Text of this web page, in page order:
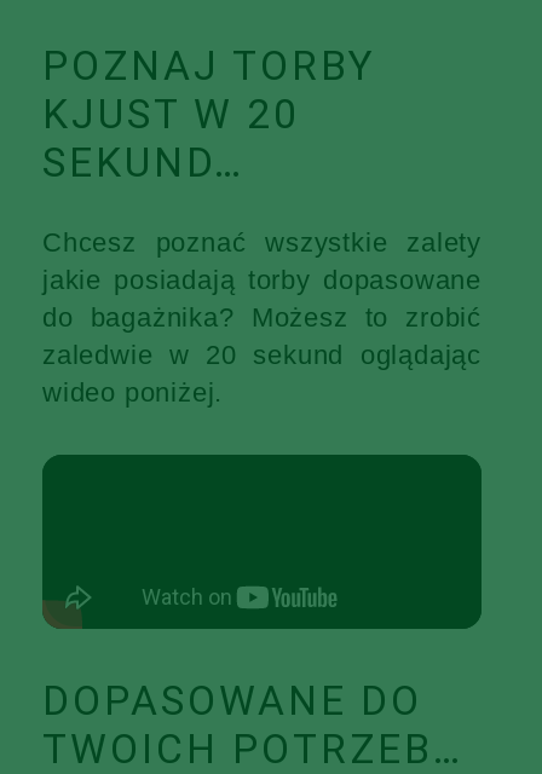
POZNAJ TORBY
KJUST W 20
SEKUND…
Chcesz poznać wszystkie zalety
jakie posiadają torby dopasowane
do bagażnika? Możesz to zrobić
zaledwie w 20 sekund oglądając
wideo poniżej.
DOPASOWANE DO
TWOICH POTRZEB…